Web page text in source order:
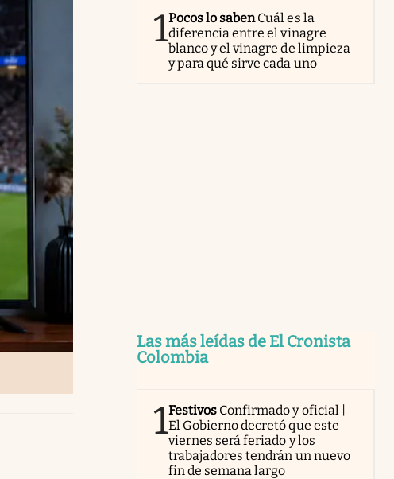
1Pocos lo sabenCuál es la
diferencia entre el vinagre
blanco y el vinagre de limpieza
y para qué sirve cada uno
Las más leídas de El Cronista
Colombia
1Festivos Confirmado y oficial |
El Gobierno decretó que este
viernes será feriado y los
trabajadores tendrán un nuevo
fin de semana largo